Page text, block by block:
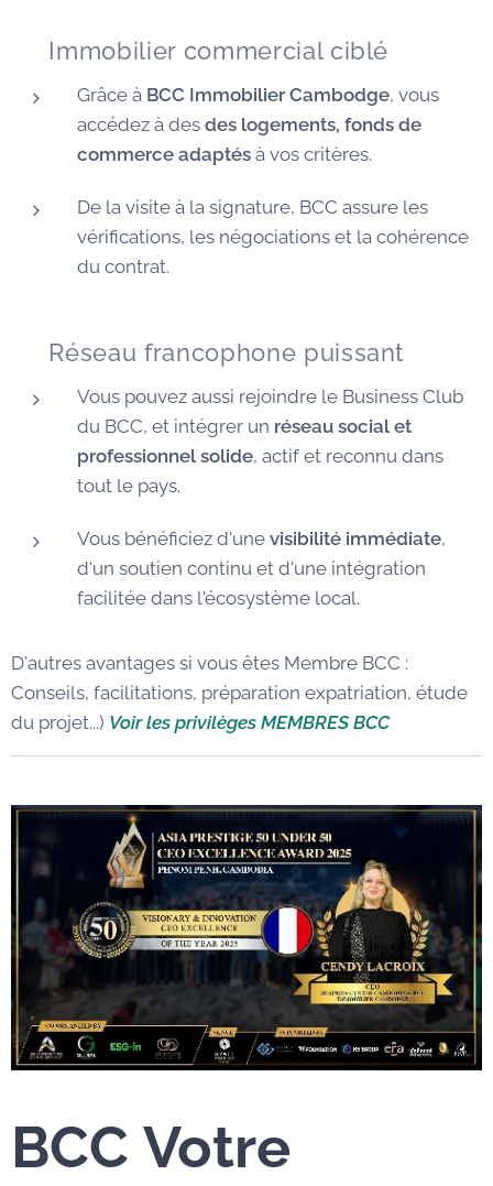
🏠 Immobilier commercial ciblé
Grâce à BCC Immobilier Cambodge, vous
accédez à des des logements, fonds de
commerce adaptés à vos critères.
De la visite à la signature, BCC assure les
vérifications, les négociations et la cohérence
du contrat.
🌐 Réseau francophone puissant
Vous pouvez aussi rejoindre le Business Club
du BCC, et intégrer un réseau social et
professionnel solide, actif et reconnu dans
tout le pays.
Vous bénéficiez d'une visibilité immédiate,
d'un soutien continu et d'une intégration
facilitée dans l'écosystème local.
D'autres avantages si vous êtes Membre BCC :
Conseils, facilitations, préparation expatriation, étude
du projet...) Voir les privilèges MEMBRES BCC
BCC Votre